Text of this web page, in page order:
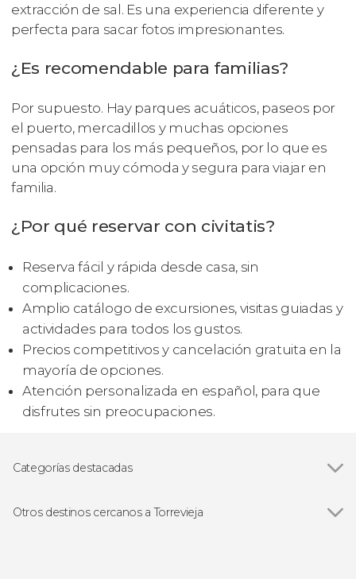
extracción de sal. Es una experiencia diferente y
perfecta para sacar fotos impresionantes.
¿Es recomendable para familias?
Por supuesto. Hay parques acuáticos, paseos por
el puerto, mercadillos y muchas opciones
pensadas para los más pequeños, por lo que es
una opción muy cómoda y segura para viajar en
familia.
¿Por qué reservar con civitatis?
Reserva fácil y rápida desde casa, sin
complicaciones.
Amplio catálogo de excursiones, visitas guiadas y
actividades para todos los gustos.
Precios competitivos y cancelación gratuita en la
mayoría de opciones.
Atención personalizada en español, para que
disfrutes sin preocupaciones.
Categorías destacadas
Otros destinos cercanos a Torrevieja